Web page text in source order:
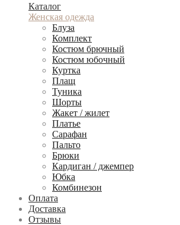
Каталог
Женская одежда
Блуза
Комплект
Костюм брючный
Костюм юбочный
Куртка
Плащ
Туника
Шорты
Жакет / жилет
Платье
Сарафан
Пальто
Брюки
Кардиган / джемпер
Юбка
Комбинезон
Оплата
Доставка
Отзывы